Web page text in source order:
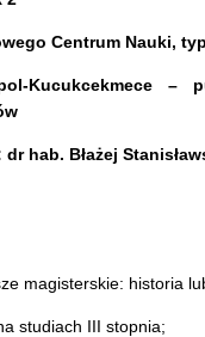
Centrum Nauki,
Kucukcekmece
hab. Błażej
magisterskie: historia
studiach III stopnia;